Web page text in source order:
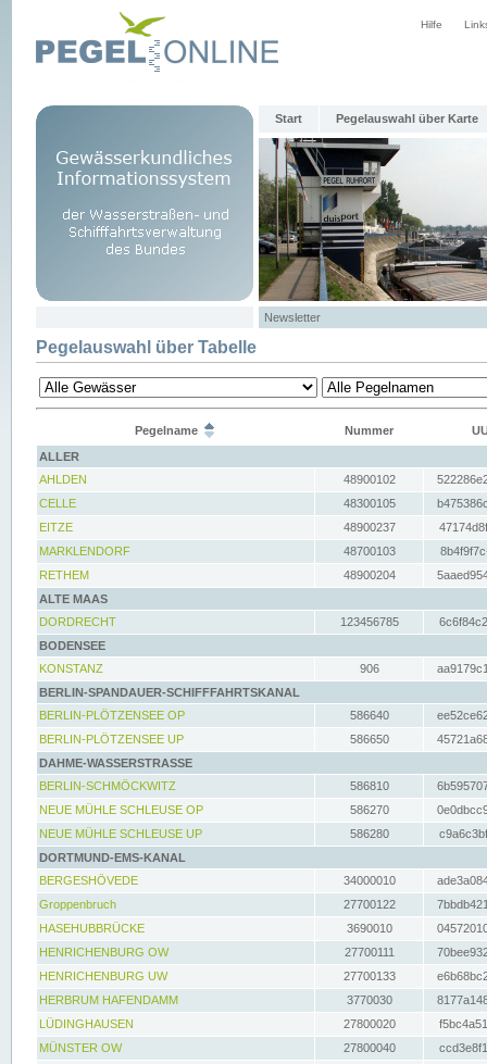
Hilfe
Start Pegelauswahl über Karte
Newsletter
Pegelauswahl über Tabelle
Pegelname Nummer
ALLER
AHLDEN
48900102
CELLE
48300105
EITZE
48900237
MARKLENDORF
48700103
RETHEM
48900204
ALTE MAAS
DORDRECHT
123456785
BODENSEE
KONSTANZ
906
BERLIN-SPANDAUER-SCHIFFFAHRTSKANAL
BERLIN-PLÖTZENSEE OP
586640
BERLIN-PLÖTZENSEE UP
586650
DAHME-WASSERSTRASSE
BERLIN-SCHMÖCKWITZ
586810
NEUE MÜHLE SCHLEUSE OP
586270
NEUE MÜHLE SCHLEUSE UP
586280
DORTMUND-EMS-KANAL
BERGESHÖVEDE
34000010
Groppenbruch
27700122
HASEHUBBRÜCKE
3690010
HENRICHENBURG OW
27700111
HENRICHENBURG UW
27700133
HERBRUM HAFENDAMM
3770030
LÜDINGHAUSEN
27800020
MÜNSTER OW
27800040